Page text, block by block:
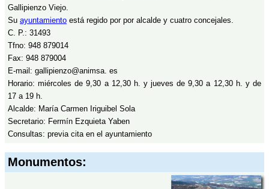
Gallipienzo Viejo.
Su ayuntamiento está regido por por alcalde y cuatro concejales.
C. P.: 31493
Tfno: 948 879014
Fax: 948 879004
E-mail: gallipienzo@animsa. es
Horario: miércoles de 9,30 a 12,30 h. y jueves de 9,30 a 12,30 h. y de
17 a 19 h.
Alcalde: María Carmen Iriguibel Sola
Secretario: Fermín Ezquieta Yaben
Consultas: previa cita en el ayuntamiento
Monumentos: